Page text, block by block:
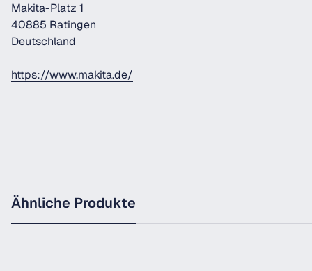
Makita-Platz 1
40885 Ratingen
Deutschland
https://www.makita.de/
Ähnliche Produkte